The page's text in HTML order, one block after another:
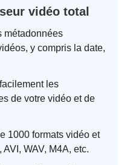
vidéo total
métadonnées
y compris la date,
les
de votre vidéo et de
1000 formats vidéo et
WAV, M4A, etc.